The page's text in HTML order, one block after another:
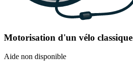
Motorisation d'un vélo classique
Aide non disponible